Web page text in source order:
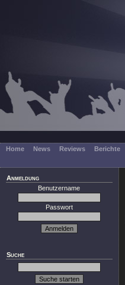
Home News Reviews Berichte
Anmeldung
Benutzername
Passwort
Suche